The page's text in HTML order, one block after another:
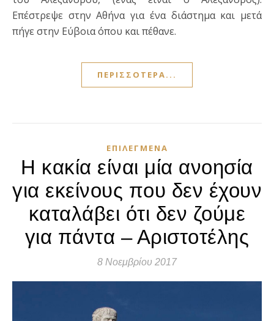
Επέστρεψε στην Αθήνα για ένα διάστημα και μετά
πήγε στην Εύβοια όπου και πέθανε.
ΠΕΡΙΣΣΌΤΕΡΑ...
ΕΠΙΛΕΓΜΈΝΑ
Η κακία είναι μία ανοησία
για εκείνους που δεν έχουν
καταλάβει ότι δεν ζούμε
για πάντα – Αριστοτέλης
8 Νοεμβρίου 2017